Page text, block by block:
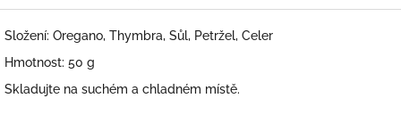
Složení: Oregano, Thymbra, Sůl, Petržel, Celer
Hmotnost: 50 g
Skladujte na suchém a chladném místě.